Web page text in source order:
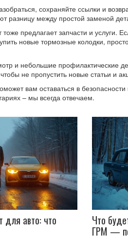
сохраняйте ссылки и
разницу между простой заменой
предлагает запчасти и услуги.
новые тормозные колодки,
и небольшие профилактические
не пропустить новые статьи и
вам оставаться в
– мы всегда отвечаем.
авто: что Что
ГРМ —